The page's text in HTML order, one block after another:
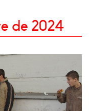
de 2024